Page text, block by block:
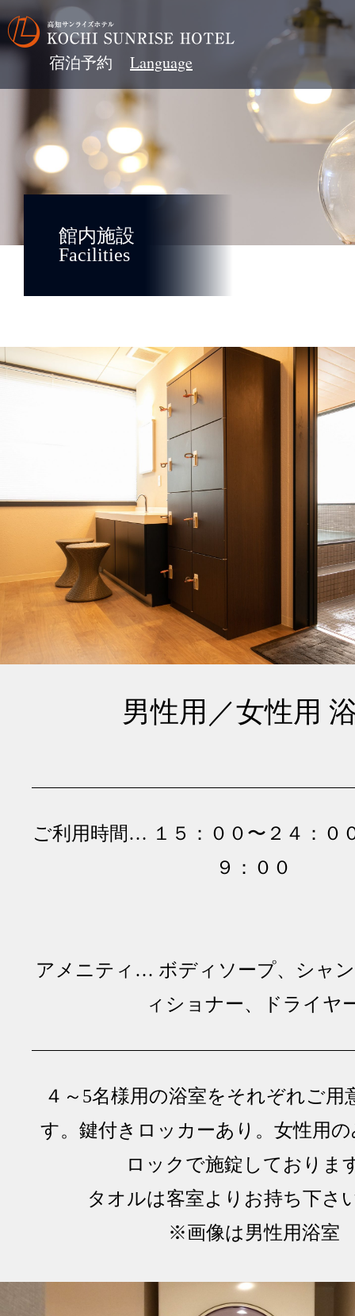
宿泊予約
館内施設
Facilities
男性用／女性用
ご利用時間… １５：００〜２４：０
９：００
アメニティ… ボディソープ、シャ
ィショナー、ドライヤ
４～5名様用の浴室をそれぞれご用
す。鍵付きロッカーあり。女性用
ロックで施錠しておりま
タオルは客室よりお持ち下さ
※画像は男性用浴室